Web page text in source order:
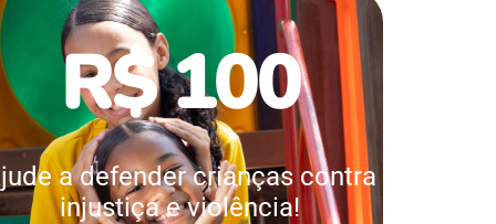
R$ 100
a defender crianças contra
injustiça e violência!